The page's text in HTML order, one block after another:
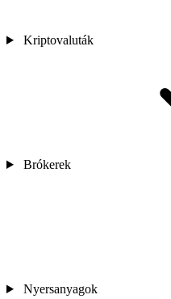
Kriptovaluták
Brókerek
Nyersanyagok